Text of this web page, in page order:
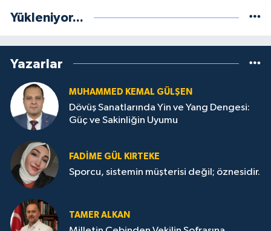
Yükleniyor...
Yazarlar
MUHAMMED KEMAL GÜLŞEN
Dövüş Sanatlarında Yin ve Yang Dengesi:
Güç ve Sakinliğin Uyumu
FADIME GÜL KIRTEKE
Sporcu, sistemin müşterisi değil; öznesidir.
TAMER ALKAN